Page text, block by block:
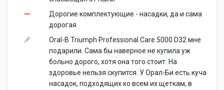
Дорогие комплектующие - насадки, да и сама
дорогая
Oral-B Triumph Professional Care 5000 D32 мне
подарили. Сама бы наверное не купила уж
больно дорого, хотя она того стоит. На
здоровье нельзя скупится. У Орал-Би есть куча
насадок, подходящих ко всем их щеткам, в